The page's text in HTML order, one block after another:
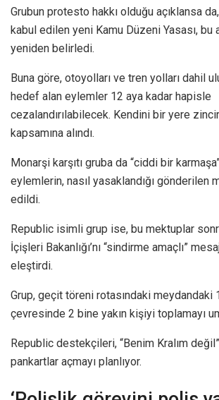
Grubun protesto hakkı olduğu açıklansa
kabul edilen yeni Kamu Düzeni Yasası, bu
yeniden belirledi.
Buna göre, otoyolları ve tren yolları dahil
hedef alan eylemler 12 aya kadar hapisle
cezalandırılabilecek. Kendini bir yere
kapsamına alındı.
Monarşi karşıtı gruba da “ciddi bir
eylemlerin, nasıl yasaklandığı gönderilen
edildi.
Republic isimli grup ise, bu mektuplar
İçişleri Bakanlığı’nı “sindirme amaçlı”
eleştirdi.
Grup, geçit töreni rotasındaki meydandaki
çevresinde 2 bine yakın kişiyi toplamayı
Republic destekçileri, “Benim Kralım
pankartlar açmayı planlıyor.